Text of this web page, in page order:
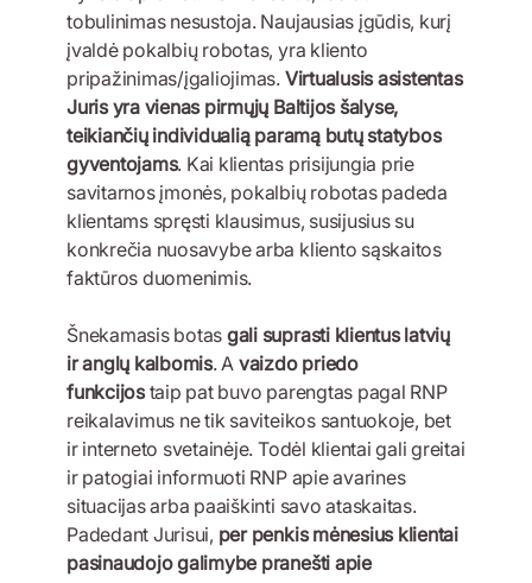
tobulinimas nesustoja. Naujausias įgūdis, kurį
įvaldė pokalbių robotas, yra kliento
pripažinimas/įgaliojimas. Virtualusis asistentas
Juris yra vienas pirmųjų Baltijos šalyse,
teikiančių individualią paramą butų statybos
gyventojams. Kai klientas prisijungia prie
savitarnos įmonės, pokalbių robotas padeda
klientams spręsti klausimus, susijusius su
konkrečia nuosavybe arba kliento sąskaitos
faktūros duomenimis.
Šnekamasis botas gali suprasti klientus latvių
ir anglų kalbomis. A vaizdo priedo
funkcijostaip pat buvo parengtas pagal RNP
reikalavimus ne tik saviteikos santuokoje, bet
ir interneto svetainėje. Todėl klientai gali greitai
ir patogiai informuoti RNP apie avarines
situacijas arba paaiškinti savo ataskaitas.
Padedant Jurisui, per penkis mėnesius klientai
pasinaudojo galimybe pranešti apie